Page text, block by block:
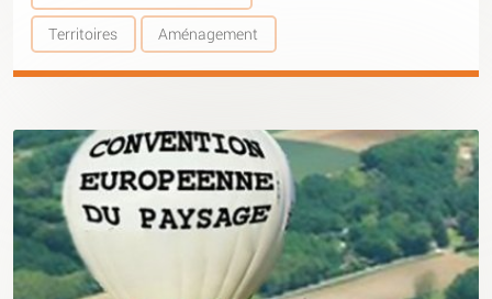
Territoires Aménagement